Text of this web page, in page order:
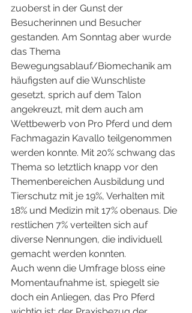
zuoberst in der Gunst der
Besucherinnen und Besucher
gestanden. Am Sonntag aber wurde
das Thema
Bewegungsablauf/Biomechanik am
häufigsten auf die Wunschliste
gesetzt, sprich auf dem Talon
angekreuzt, mit dem auch am
Wettbewerb von Pro Pferd und dem
Fachmagazin Kavallo teilgenommen
werden konnte. Mit 20% schwang das
Thema so letztlich knapp vor den
Themenbereichen Ausbildung und
Tierschutz mit je 19%, Verhalten mit
18% und Medizin mit 17% obenaus. Die
restlichen 7% verteilten sich auf
diverse Nennungen, die individuell
gemacht werden konnten.
Auch wenn die Umfrage bloss eine
Momentaufnahme ist, spiegelt sie
doch ein Anliegen, das Pro Pferd